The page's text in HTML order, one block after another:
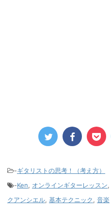
-ギタリストの思考！（考え方）
-Ken, オンラインギターレッスン,
クアンシエル, 基本テクニック, 音楽